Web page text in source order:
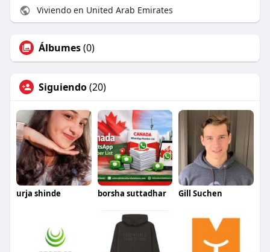
Viviendo en United Arab Emirates
Álbumes(0)
Siguiendo(20)
urja shinde borsha suttadhar Gill Suchen